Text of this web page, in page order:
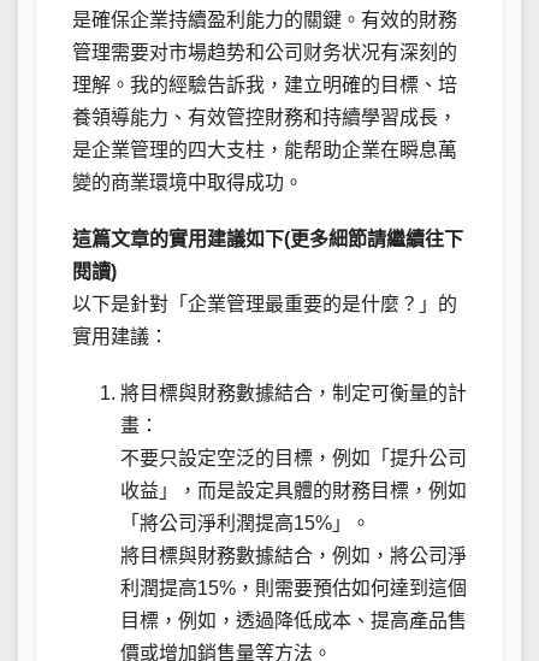
是確保企業持續盈利能力的關鍵。有效的財務
管理需要对市場趋势和公司财务状况有深刻的
理解。我的經驗告訴我，建立明確的目標、培
養領導能力、有效管控財務和持續學習成長，
是企業管理的四大支柱，能帮助企業在瞬息萬
變的商業環境中取得成功。
這篇文章的實用建議如下(更多細節請繼續往下
閱讀)
以下是針對「企業管理最重要的是什麼？」的
實用建議：
將目標與財務數據結合，制定可衡量的計
畫：
不要只設定空泛的目標，例如「提升公司
收益」，而是設定具體的財務目標，例如
「將公司淨利潤提高15%」。
將目標與財務數據結合，例如，將公司淨
利潤提高15%，則需要預估如何達到這個
目標，例如，透過降低成本、提高產品售
價或增加銷售量等方法。